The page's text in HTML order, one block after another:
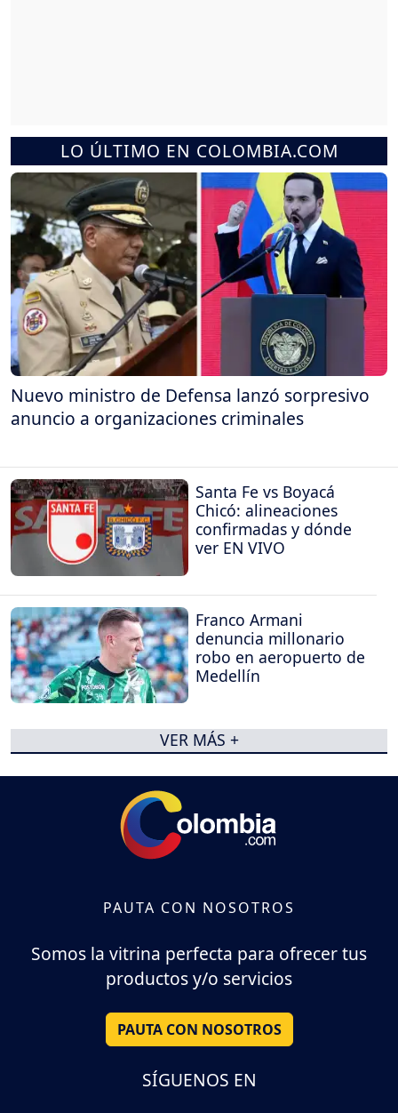
LO ÚLTIMO EN COLOMBIA.COM
Nuevo ministro de Defensa lanzó sorpresivo
anuncio a organizaciones criminales
Santa Fe vs Boyacá
Chicó: alineaciones
confirmadas y dónde
ver EN VIVO
Franco Armani
denuncia millonario
robo en aeropuerto de
Medellín
VER MÁS +
PAUTA CON NOSOTROS
Somos la vitrina perfecta para ofrecer tus
productos y/o servicios
PAUTA CON NOSOTROS
SÍGUENOS EN